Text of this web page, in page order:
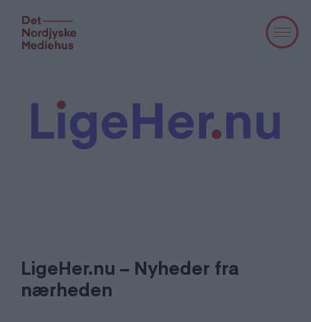
LigeHer.nu – Nyheder fra
nærheden